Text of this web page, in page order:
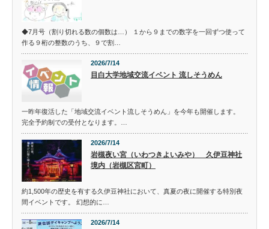
◆7月号（割り切れる数の個数は…） １から９までの数字を一回ずつ使って
作る９桁の整数のうち、９で割…
2026/7/14
目白大学地域交流イベント 流しそうめん
一昨年復活した「地域交流イベント流しそうめん」を今年も開催します。
完全予約制での受付となります。…
2026/7/14
岩槻夜い宮（いわつきよいみや） 久伊豆神社
境内（岩槻区宮町）
約1,500年の歴史を有する久伊豆神社において、真夏の夜に開催する特別夜
間イベントです。 幻想的に…
2026/7/14